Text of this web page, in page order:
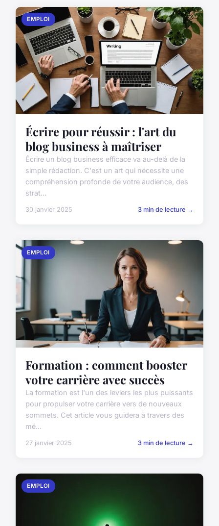
EMPLOI
Écrire pour réussir : l'art du
blog business à maîtriser
Écrire un blog business efficace va au-delà de la
simple rédaction. C'est un art qui nécessite une
compréhension profonde de votre audience, des
strat...
30 janvier 2025 3 min de lecture →
EMPLOI
Formation : comment booster
votre carrière avec succès
La formation est l'un des leviers les plus puissants
pour propulser votre carrière vers de nouveaux
sommets. Cet article vous guidera à travers des
mé...
27 janvier 2025 3 min de lecture →
EMPLOI